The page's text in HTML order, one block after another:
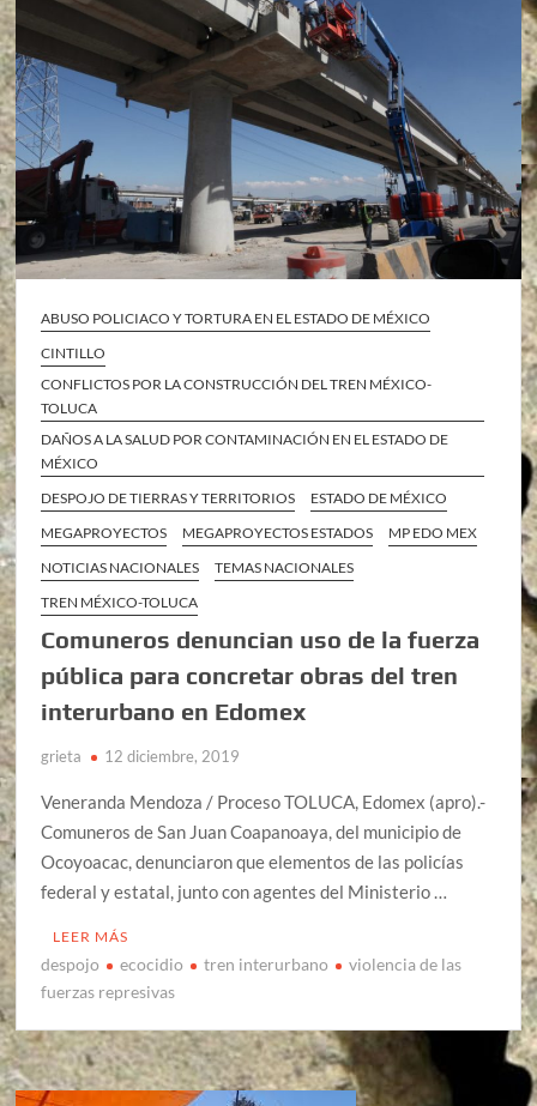
ABUSO POLICIACO Y TORTURA EN EL ESTADO DE MÉXICO
CINTILLO
CONFLICTOS POR LA CONSTRUCCIÓN DEL TREN MÉXICO-
TOLUCA
DAÑOS A LA SALUD POR CONTAMINACIÓN EN EL ESTADO DE
MÉXICO
DESPOJO DE TIERRAS Y TERRITORIOS
ESTADO DE MÉXICO
MEGAPROYECTOS
MEGAPROYECTOS ESTADOS
MP EDO MEX
NOTICIAS NACIONALES
TEMAS NACIONALES
TREN MÉXICO-TOLUCA
Comuneros denuncian uso de la fuerza
pública para concretar obras del tren
interurbano en Edomex
grieta 12 diciembre, 2019
Veneranda Mendoza / Proceso TOLUCA, Edomex (apro).-
Comuneros de San Juan Coapanoaya, del municipio de
Ocoyoacac, denunciaron que elementos de las policías
federal y estatal, junto con agentes del Ministerio …
LEER MÁS
despojo ecocidio tren interurbano
violencia de las
fuerzas represivas